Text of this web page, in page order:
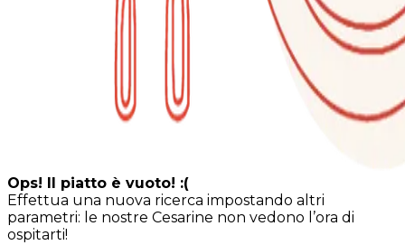
Ops! Il piatto è vuoto! :(
Effettua una nuova ricerca impostando altri
parametri: le nostre Cesarine non vedono l’ora di
ospitarti!